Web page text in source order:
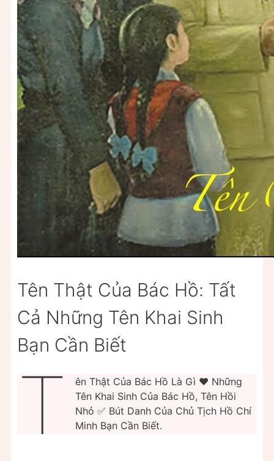
Tên Thật Của Bác Hồ: Tất
Cả Những Tên Khai Sinh
Bạn Cần Biết
T
ên Thật Của Bác Hồ Là Gì ❤️ Những
Tên Khai Sinh Của Bác Hồ, Tên Hồi
Nhỏ ✅ Bút Danh Của Chủ Tịch Hồ Chí
Minh Bạn Cần Biết.